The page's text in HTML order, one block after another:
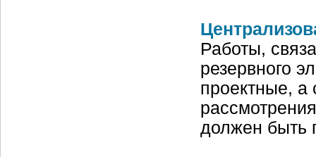
Работы,
резервного
проектные, а
должен быть